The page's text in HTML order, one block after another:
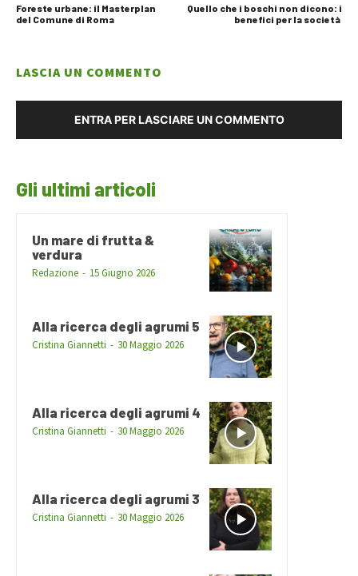
Foreste urbane: il Masterplan
del Comune di Roma
Quello che i boschi non dicono: i
benefici per la società
LASCIA UN COMMENTO
ENTRA PER LASCIARE UN COMMENTO
Gli ultimi articoli
Un mare di frutta &
verdura
Redazione - 15 Giugno 2026
Alla ricerca degli agrumi 5
Cristina Giannetti - 30 Maggio 2026
Alla ricerca degli agrumi 4
Cristina Giannetti - 30 Maggio 2026
Alla ricerca degli agrumi 3
Cristina Giannetti - 30 Maggio 2026